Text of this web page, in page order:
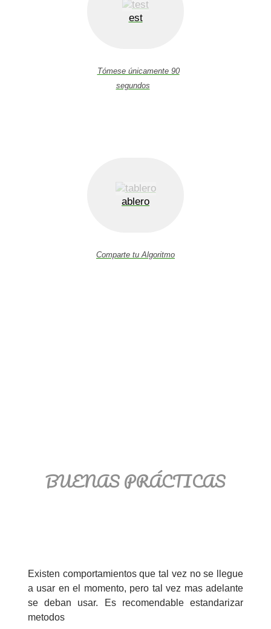
est
Tómese únicamente 90
segundos
ablero
Comparte tu Algoritmo
BUENAS PRÁCTICAS
Existen comportamientos que tal vez no se llegue
a usar en el momento, pero tal vez mas adelante
se deban usar. Es recomendable estandarizar
metodos